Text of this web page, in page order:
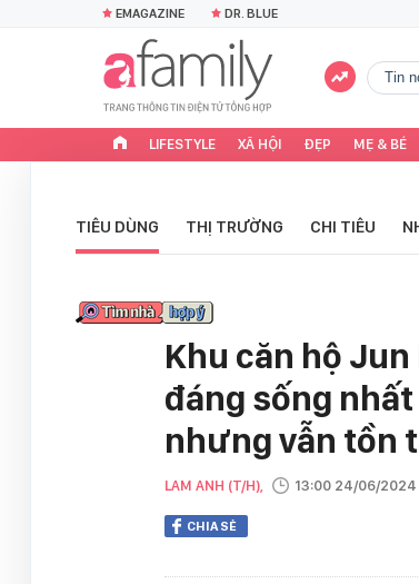
EMAGAZINE DR. BLUE
tin
LIFESTYLE XÃ HỘI ĐẸP MẸ & BÉ
TIÊU DÙNG THỊ TRƯỜNG CHI TIÊU
Khu căn hộ
đáng sống
nhưng vẫn tồn
LAM ANH (T/H), 13:00 24/06/2024
CHIA SẺ